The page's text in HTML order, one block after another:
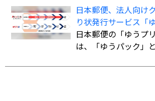
プリ」の会員証を提
対象商品を購入、ま
を利用すると、購入
応じてポイントが貯
日本郵便、法人向け
り状発行サービス「
ウド」
日本郵便の「ゆうプ
は、「ゆうパック」
きるクラウドサービ